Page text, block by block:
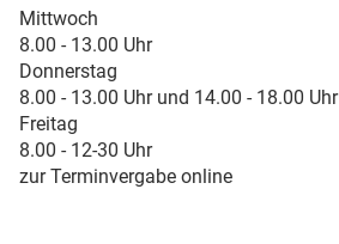
Mittwoch
8.00 - 13.00 Uhr
Donnerstag
8.00 - 13.00 Uhr und 14.00 - 18.00 Uhr
Freitag
8.00 - 12-30 Uhr
zur Terminvergabe online